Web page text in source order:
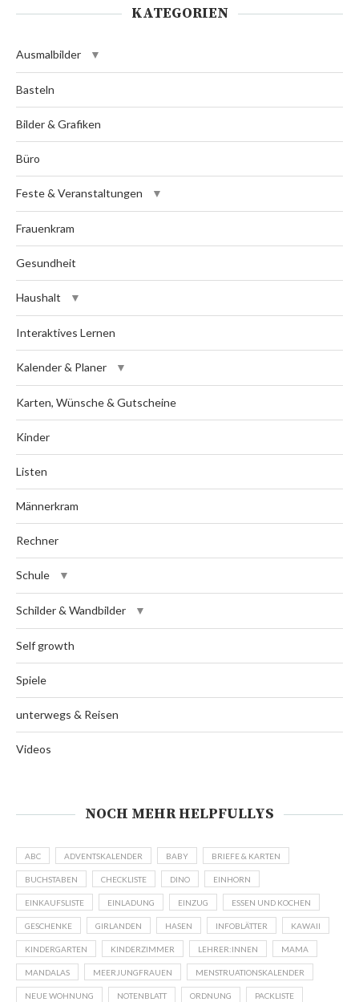
KATEGORIEN
Ausmalbilder
Basteln
Bilder & Grafiken
Büro
Feste & Veranstaltungen
Frauenkram
Gesundheit
Haushalt
Interaktives Lernen
Kalender & Planer
Karten, Wünsche & Gutscheine
Kinder
Listen
Männerkram
Rechner
Schule
Schilder & Wandbilder
Self growth
Spiele
unterwegs & Reisen
Videos
NOCH MEHR HELPFULLYS
ABC ADVENTSKALENDER BABY BRIEFE & KARTEN
BUCHSTABEN CHECKLISTE DINO EINHORN
EINKAUFSLISTE EINLADUNG EINZUG ESSEN UND KOCHEN
GESCHENKE GIRLANDEN HASEN INFOBLÄTTER KAWAII
KINDERGARTEN KINDERZIMMER LEHRER:INNEN MAMA
MANDALAS MEERJUNGFRAUEN MENSTRUATIONSKALENDER
NEUE WOHNUNG NOTENBLATT ORDNUNG PACKLISTE